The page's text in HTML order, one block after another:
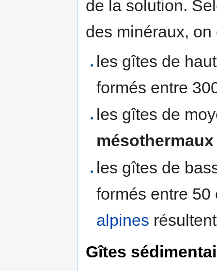
de la solution.
des minéraux,
les gîtes de
formés entre
les gîtes de
mésothermaux
les gîtes de
formés entre
alpines
Gîtes